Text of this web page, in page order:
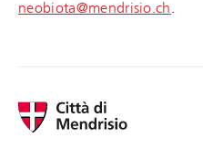
neobiota@mendrisio.ch